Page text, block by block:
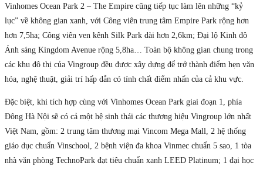
Vinhomes Ocean Park 2 – The Empire cũng tiếp tục làm lên những “kỷ
lục” về không gian xanh, với Công viên trung tâm Empire Park rộng hơn
hơn 7,5ha; Công viên ven kênh Silk Park dài hơn 2,6km; Đại lộ Kinh đô
Ánh sáng Kingdom Avenue rộng 5,8ha… Toàn bộ không gian chung trong
các khu đô thị của Vingroup đều được xây dựng để trở thành điểm hẹn văn
hóa, nghệ thuật, giải trí hấp dẫn có tính chất điểm nhấn của cả khu vực.
Đặc biệt, khi tích hợp cùng với Vinhomes Ocean Park giai đoạn 1, phía
Đông Hà Nội sẽ có cả một hệ sinh thái các thương hiệu Vingroup lớn nhất
Việt Nam, gồm: 2 trung tâm thương mại Vincom Mega Mall, 2 hệ thống
giáo dục chuẩn Vinschool, 2 bệnh viện đa khoa Vinmec chuẩn 5 sao, 1 tòa
nhà văn phòng TechnoPark đạt tiêu chuẩn xanh LEED Platinum; 1 đại học